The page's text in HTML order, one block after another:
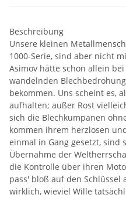
Beschreibung
Unsere kleinen
1000-Serie, sind aber nicht
Asimov hätte schon allein
wandelnden
bekommen. Uns scheint es,
aufhalten; außer Rost
sich die Blechkumpanen
kommen ihrem herzlosen
einmal in Gang gesetzt, sind
Übernahme der
die Kontrolle über ihren
pass' bloß auf den
wirklich, wieviel Wille